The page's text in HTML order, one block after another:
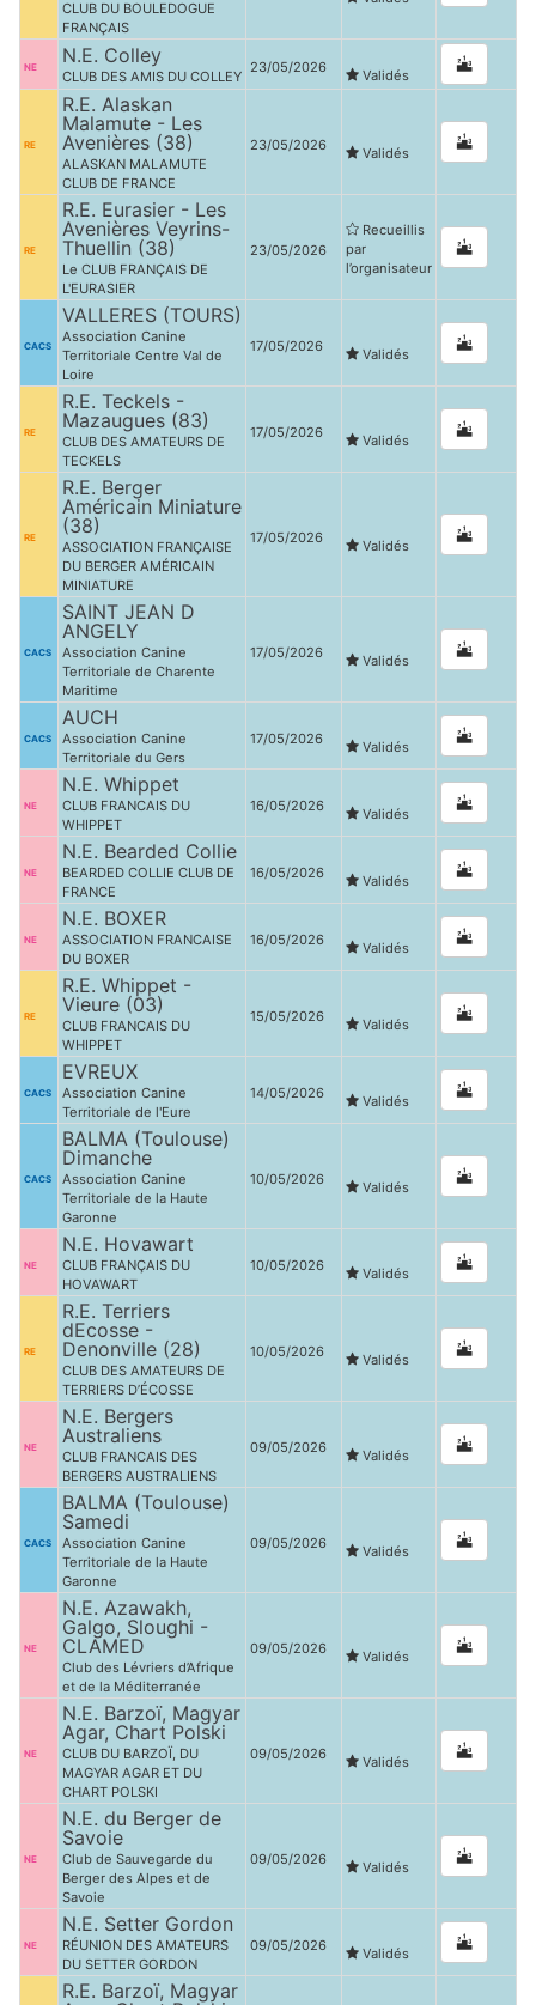
CLUB DU BOULEDOGUE
FRANÇAIS
NE N.E. Colley
CLUB DES AMIS DU COLLEY
23/05/2026 Validés
RE
R.E. Alaskan
Malamute - Les
Avenières (38)
ALASKAN MALAMUTE
CLUB DE FRANCE
23/05/2026 Validés
RE
R.E. Eurasier - Les
Avenières Veyrins-
Thuellin (38)
Le CLUB FRANÇAIS DE
L'EURASIER
23/05/2026
Recueillis
par
l’organisateur
CACS
VALLERES (TOURS)
Association Canine
Territoriale Centre Val de
Loire
17/05/2026 Validés
RE
R.E. Teckels -
Mazaugues (83)
CLUB DES AMATEURS DE
TECKELS
17/05/2026 Validés
RE
R.E. Berger
Américain Miniature
(38)
ASSOCIATION FRANÇAISE
DU BERGER AMÉRICAIN
MINIATURE
17/05/2026 Validés
CACS
SAINT JEAN D
ANGELY
Association Canine
Territoriale de Charente
Maritime
17/05/2026 Validés
CACS
AUCH
Association Canine
Territoriale du Gers
17/05/2026 Validés
NE
N.E. Whippet
CLUB FRANCAIS DU
WHIPPET
16/05/2026 Validés
NE
N.E. Bearded Collie
BEARDED COLLIE CLUB DE
FRANCE
16/05/2026 Validés
NE
N.E. BOXER
ASSOCIATION FRANCAISE
DU BOXER
16/05/2026 Validés
RE
R.E. Whippet -
Vieure (03)
CLUB FRANCAIS DU
WHIPPET
15/05/2026 Validés
CACS
EVREUX
Association Canine
Territoriale de l'Eure
14/05/2026 Validés
CACS
BALMA (Toulouse)
Dimanche
Association Canine
Territoriale de la Haute
Garonne
10/05/2026 Validés
NE
N.E. Hovawart
CLUB FRANÇAIS DU
HOVAWART
10/05/2026 Validés
RE
R.E. Terriers
dEcosse -
Denonville (28)
CLUB DES AMATEURS DE
TERRIERS D’ÉCOSSE
10/05/2026 Validés
NE
N.E. Bergers
Australiens
CLUB FRANCAIS DES
BERGERS AUSTRALIENS
09/05/2026 Validés
CACS
BALMA (Toulouse)
Samedi
Association Canine
Territoriale de la Haute
Garonne
09/05/2026 Validés
NE
N.E. Azawakh,
Galgo, Sloughi -
CLAMED
Club des Lévriers d’Afrique
et de la Méditerranée
09/05/2026 Validés
NE
N.E. Barzoï, Magyar
Agar, Chart Polski
CLUB DU BARZOÏ, DU
MAGYAR AGAR ET DU
CHART POLSKI
09/05/2026 Validés
NE
N.E. du Berger de
Savoie
Club de Sauvegarde du
Berger des Alpes et de
Savoie
09/05/2026 Validés
NE
N.E. Setter Gordon
RÉUNION DES AMATEURS
DU SETTER GORDON
09/05/2026 Validés
R.E. Barzoï, Magyar